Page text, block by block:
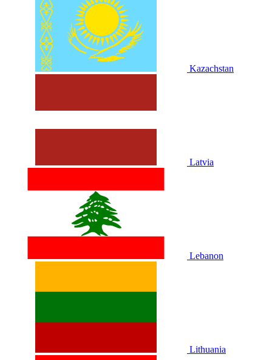
Kazachstan
Latvia
Lebanon
Lithuania